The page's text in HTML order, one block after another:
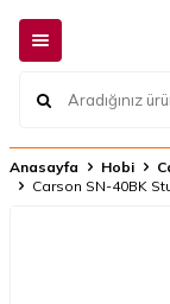
Anasayfa Hobi
Carson SN-40BK